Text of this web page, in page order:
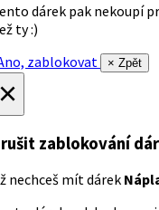
dárek pak nekoupí
ty :)
zablokovat
× Zpět
zablokování
nechceš mít dárek